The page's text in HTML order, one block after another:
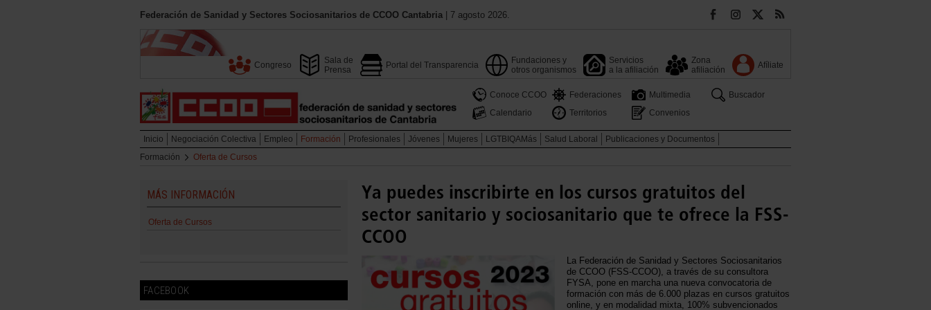
Federación de Sanidad y Sectores Sociosanitarios de CCOO Cantabria | 7 agosto 2026.
Congreso
Sala de
Prensa
Portal del Transparencia
Fundaciones y
otros organismos
Servicios
a la afiliación
Zona
afiliación
Afíliate
Conoce CCOO Federaciones Multimedia
Buscador
Calendario
Territorios Convenios
Inicio Negociación Colectiva Empleo Formación Profesionales Jóvenes Mujeres LGTBIQAMás Salud Laboral
Publicaciones y Documentos
Formación
Oferta de Cursos
MÁS INFORMACIÓN
Oferta de Cursos
FACEBOOK
Ya puedes inscribirte en los cursos gratuitos del
sector sanitario y sociosanitario que te ofrece la FSS-
CCOO
La Federación de Sanidad y Sectores Sociosanitarios
de CCOO (FSS-CCOO), a través de su consultora
FYSA, pone en marcha una nueva convocatoria de
formación con más de 6.000 plazas en cursos gratuitos
online, y en modalidad mixta, 100% subvencionados